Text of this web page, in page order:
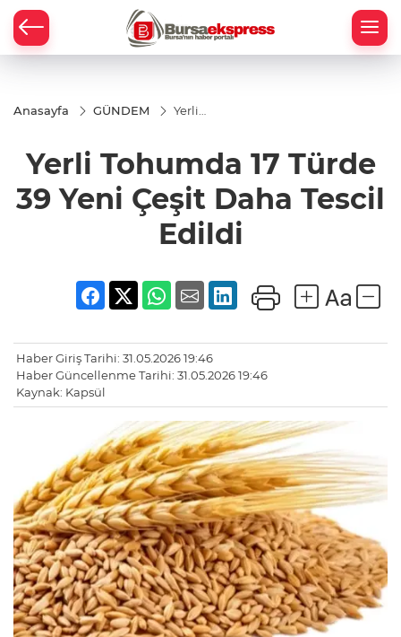
Anasayfa GÜNDEM
Yerli
Çeşit
Tescil
Edildi
Yerli Tohumda 17 Türde
39 Yeni Çeşit Daha Tescil
Edildi
Haber Giriş Tarihi: 31.05.2026 19:46
Haber Güncellenme Tarihi: 31.05.2026 19:46
Kaynak: Kapsül